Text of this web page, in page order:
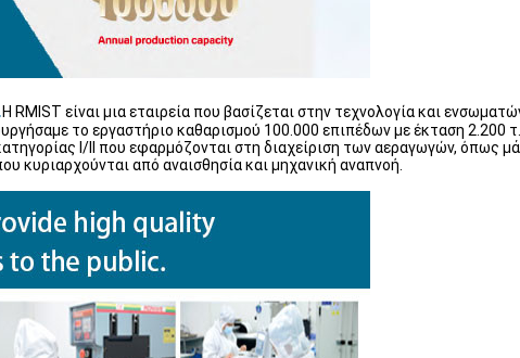
Η RMIST είναι μια εταιρεία που βασίζεται στην τεχνολογία και
το εργαστήριο καθαρισμού 100.000 επιπέδων με έκταση 2.200
Ι/ΙΙ που εφαρμόζονται στη διαχείριση των αεραγωγών, όπως
κυριαρχούνται από αναισθησία και μηχανική αναπνοή.